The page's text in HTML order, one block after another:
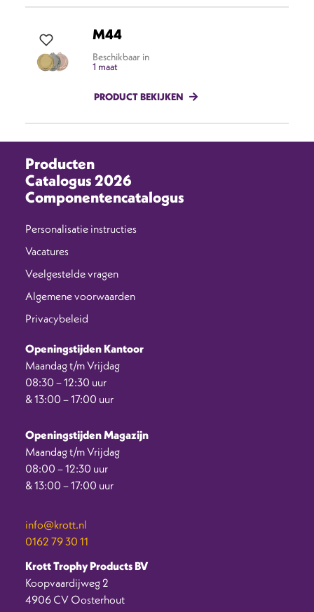
M44
Beschikbaar in
1 maat
PRODUCT BEKIJKEN
Producten
Catalogus 2026
Componentencatalogus
Personalisatie instructies
Vacatures
Veelgestelde vragen
Algemene voorwaarden
Privacybeleid
Openingstijden Kantoor
Maandag t/m Vrijdag
08:30 – 12:30 uur
& 13:00 – 17:00 uur
Openingstijden Magazijn
Maandag t/m Vrijdag
08:00 – 12:30 uur
& 13:00 – 17:00 uur
info@krott.nl
0162 79 30 11
Krott Trophy Products BV
Koopvaardijweg 2
4906 CV Oosterhout